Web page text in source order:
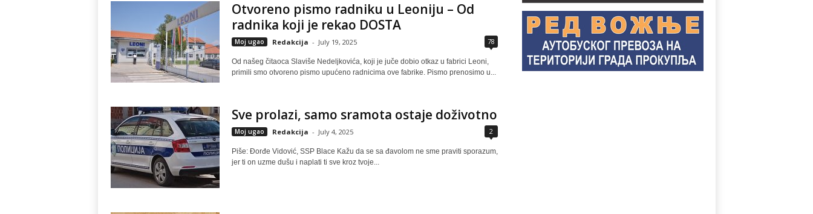
Otvoreno pismo radniku u Leoniju – Od
radnika koji je rekao DOSTA
Moj ugao Redakcija - July 19, 2025 78
Od našeg čitaoca Slaviše Nedeljkovića, koji je juče dobio otkaz u fabrici Leoni,
primili smo otvoreno pismo upućeno radnicima ove fabrike. Pismo prenosimo u...
Sve prolazi, samo sramota ostaje doživotno
Moj ugao Redakcija - July 4, 2025 2
Piše: Đorđe Vidović, SSP Blace Kažu da se sa đavolom ne sme praviti sporazum,
jer ti on uzme dušu i naplati ti sve kroz tvoje...